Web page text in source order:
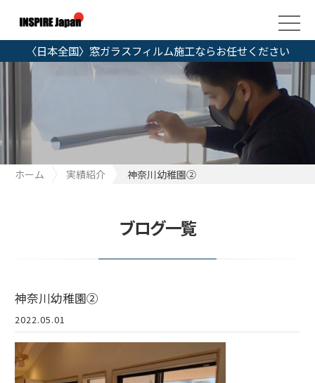
〈日本全国〉窓ガラスフィルム施工ならお任せください
ホーム 実績紹介 神奈川幼稚園②
ブログ一覧
神奈川幼稚園②
2022.05.01